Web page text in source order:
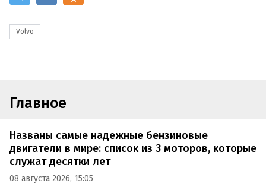
Volvo
Главное
Названы самые надежные бензиновые
двигатели в мире: список из 3 моторов, которые
служат десятки лет
08 августа 2026, 15:05